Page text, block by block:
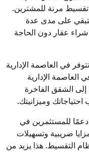
تقسيط مرنة للمشترين.
على مدى عدة
عقار دون الحاجة
تتوفر في العاصمة الإدارية
الإدارية
الشقق الفاخرة
احتياجاتك وميزانيتك.
للمستثمرين في
ضريبية وتسهيلات
التقسيط. هذا يزيد من